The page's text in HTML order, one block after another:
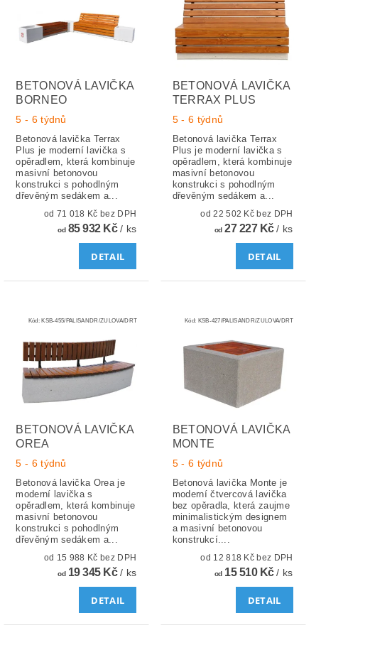
BETONOVÁ LAVIČKA
BORNEO
5 - 6 týdnů
Betonová lavička Terrax
Plus je moderní lavička s
opěradlem, která kombinuje
masivní betonovou
konstrukci s pohodlným
dřevěným sedákem a...
od 71 018 Kč bez DPH
od85 932 Kč/ ks
DETAIL
BETONOVÁ LAVIČKA
TERRAX PLUS
5 - 6 týdnů
Betonová lavička Terrax
Plus je moderní lavička s
opěradlem, která kombinuje
masivní betonovou
konstrukci s pohodlným
dřevěným sedákem a...
od 22 502 Kč bez DPH
od27 227 Kč/ ks
DETAIL
Kód:KSB-455/PALISANDR/ZULOVA/DRT
BETONOVÁ LAVIČKA
OREA
5 - 6 týdnů
Betonová lavička Orea je
moderní lavička s
opěradlem, která kombinuje
masivní betonovou
konstrukci s pohodlným
dřevěným sedákem a...
od 15 988 Kč bez DPH
od19 345 Kč/ ks
DETAIL
Kód: KSB-427/PALISANDR/ZULOVA/DRT
BETONOVÁ LAVIČKA
MONTE
5 - 6 týdnů
Betonová lavička Monte je
moderní čtvercová lavička
bez opěradla, která zaujme
minimalistickým designem
a masivní betonovou
konstrukcí....
od 12 818 Kč bez DPH
od15 510 Kč/ ks
DETAIL